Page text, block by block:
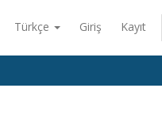
Türkçe Giriş Kayıt